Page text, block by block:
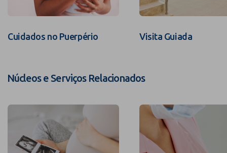
Cuidados no Puerpério Visita Guiada
Núcleos e Serviços Relacionados